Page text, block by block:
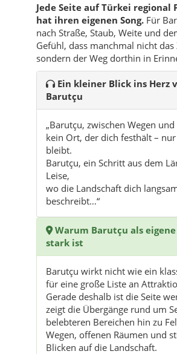
Jede Seite auf Türkei regional
hat ihren eigenen Song. Für
nach Straße, Staub, Weite und
Gefühl, dass manchmal nicht das
sondern der Weg dorthin in
Ein kleiner Blick ins Herz
Barutçu
„Barutçu, zwischen Wegen und
kein Ort, der dich festhält –
bleibt.
Barutçu, ein Schritt aus dem
Leise,
wo die Landschaft dich
beschreibt…“
Warum Barutçu als
stark ist
Barutçu wirkt nicht wie ein
für eine große Liste an
Gerade deshalb ist die Seite
zeigt die Übergänge rund um
belebteren Bereichen hin zu
Wegen, offenen Räumen und
Blicken auf die Landschaft.